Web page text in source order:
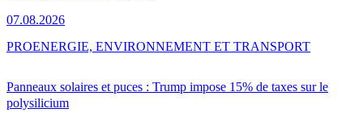
07.08.2026
Panneaux solaires et puces : Trump impose 15% de taxes sur le
polysilicium
PROENERGIE, ENVIRONNEMENT ET TRANSPORT